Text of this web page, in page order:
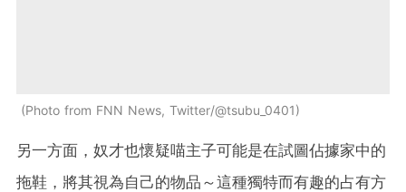
Photo from FNN News, Twitter/@tsubu_0401
另一方面，奴才也懷疑喵主子可能是在試圖佔據家中的
拖鞋，將其視為自己的物品～這種獨特而有趣的占有方